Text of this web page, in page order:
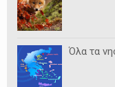
Όλα τα